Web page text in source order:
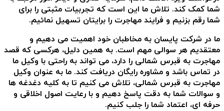
شما کمک کند. تلاش ما این است که تجربیات مثبتی را برای
شما رقم بزنیم و فرایند مهاجرت را برایتان تسهیل نمائیم.
ما در شرکت پایسان به مخاطبان خود اهمیت می دهیم و
معتقدیم هر سوالی مهم است. به همین دلیل، هرکسی که قصد
مهاجرت به قبرس شمالی را دارد، می تواند به راحتی با وکیل ما
در تماس باشد و مشاوره رایگان دریافت کند. ما به عنوان وکیل
مهاجرت به قبرس شمالی، تلاش می کنیم تا به کلیه دغدغه ها
و سوالات شما به دقت پاسخ دهیم و با رعایت اصول اخلاقی و
حرفه ای، اعتماد شما را جلب کنیم.